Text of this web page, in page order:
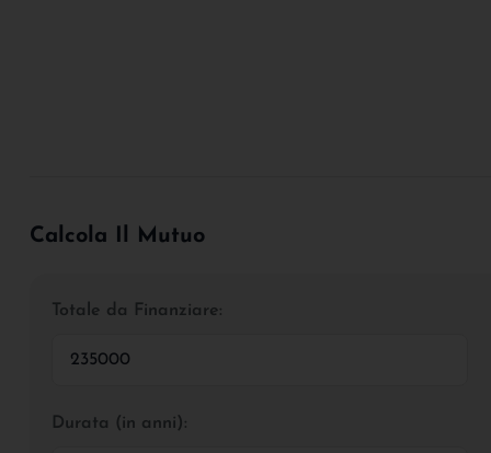
Calcola Il Mutuo
Totale da Finanziare:
Durata (in anni):